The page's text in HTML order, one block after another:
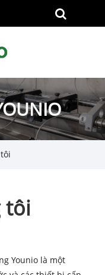
tôi
Younio là một